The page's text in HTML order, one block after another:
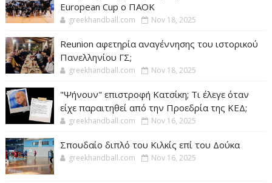
European Cup ο ΠΑΟΚ
greekhandball.com Nov 18, 2025
Reunion αφετηρία αναγέννησης του ιστορικού
Πανελληνίου ΓΣ;
greekhandball.com Nov 18, 2025
"Ψήνουν" επιστροφή Κατσίκη; Τι έλεγε όταν
είχε παραιτηθεί από την Προεδρία της ΚΕΔ;
greekhandball.com Nov 16, 2025
Σπουδαίο διπλό του Κιλκίς επί του Δούκα
greekhandball.com Nov 16, 2025